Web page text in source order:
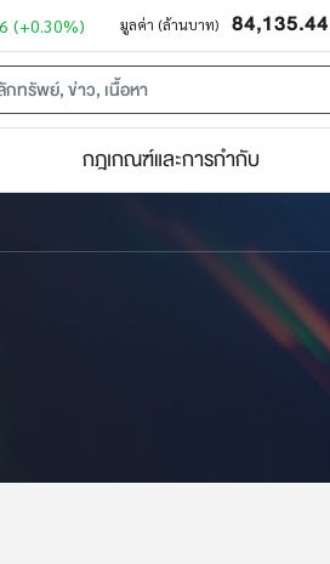
(+0.30%) มูลค่า (ล้านบาท) 84,135.44
กฎเกณฑ์และการกำกับ